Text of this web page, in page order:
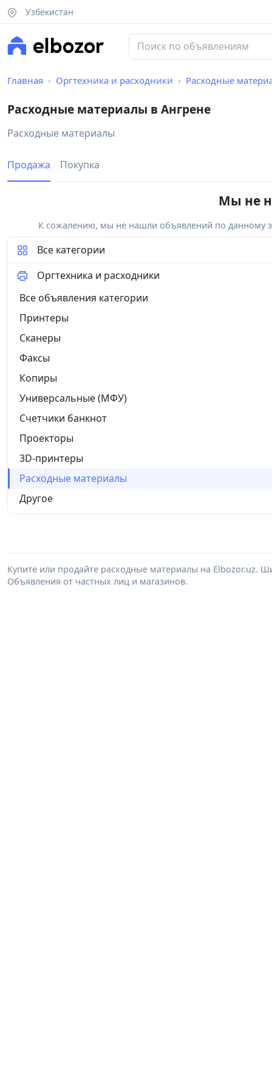
Узбекистан
Главная Оргтехника и расходники Расходные
Расходные материалы в Ангрене
Расходные материалы
Продажа Покупка
Мы не
К сожалению, мы не нашли объявлений по данному
Все категории
Оргтехника и расходники
Все объявления категории
Принтеры
Сканеры
Факсы
Копиры
Универсальные (МФУ)
Счетчики банкнот
Проекторы
3D-принтеры
Расходные материалы
Другое
Купите или продайте расходные материалы на Elbozor.uz.
Объявления от частных лиц и магазинов.